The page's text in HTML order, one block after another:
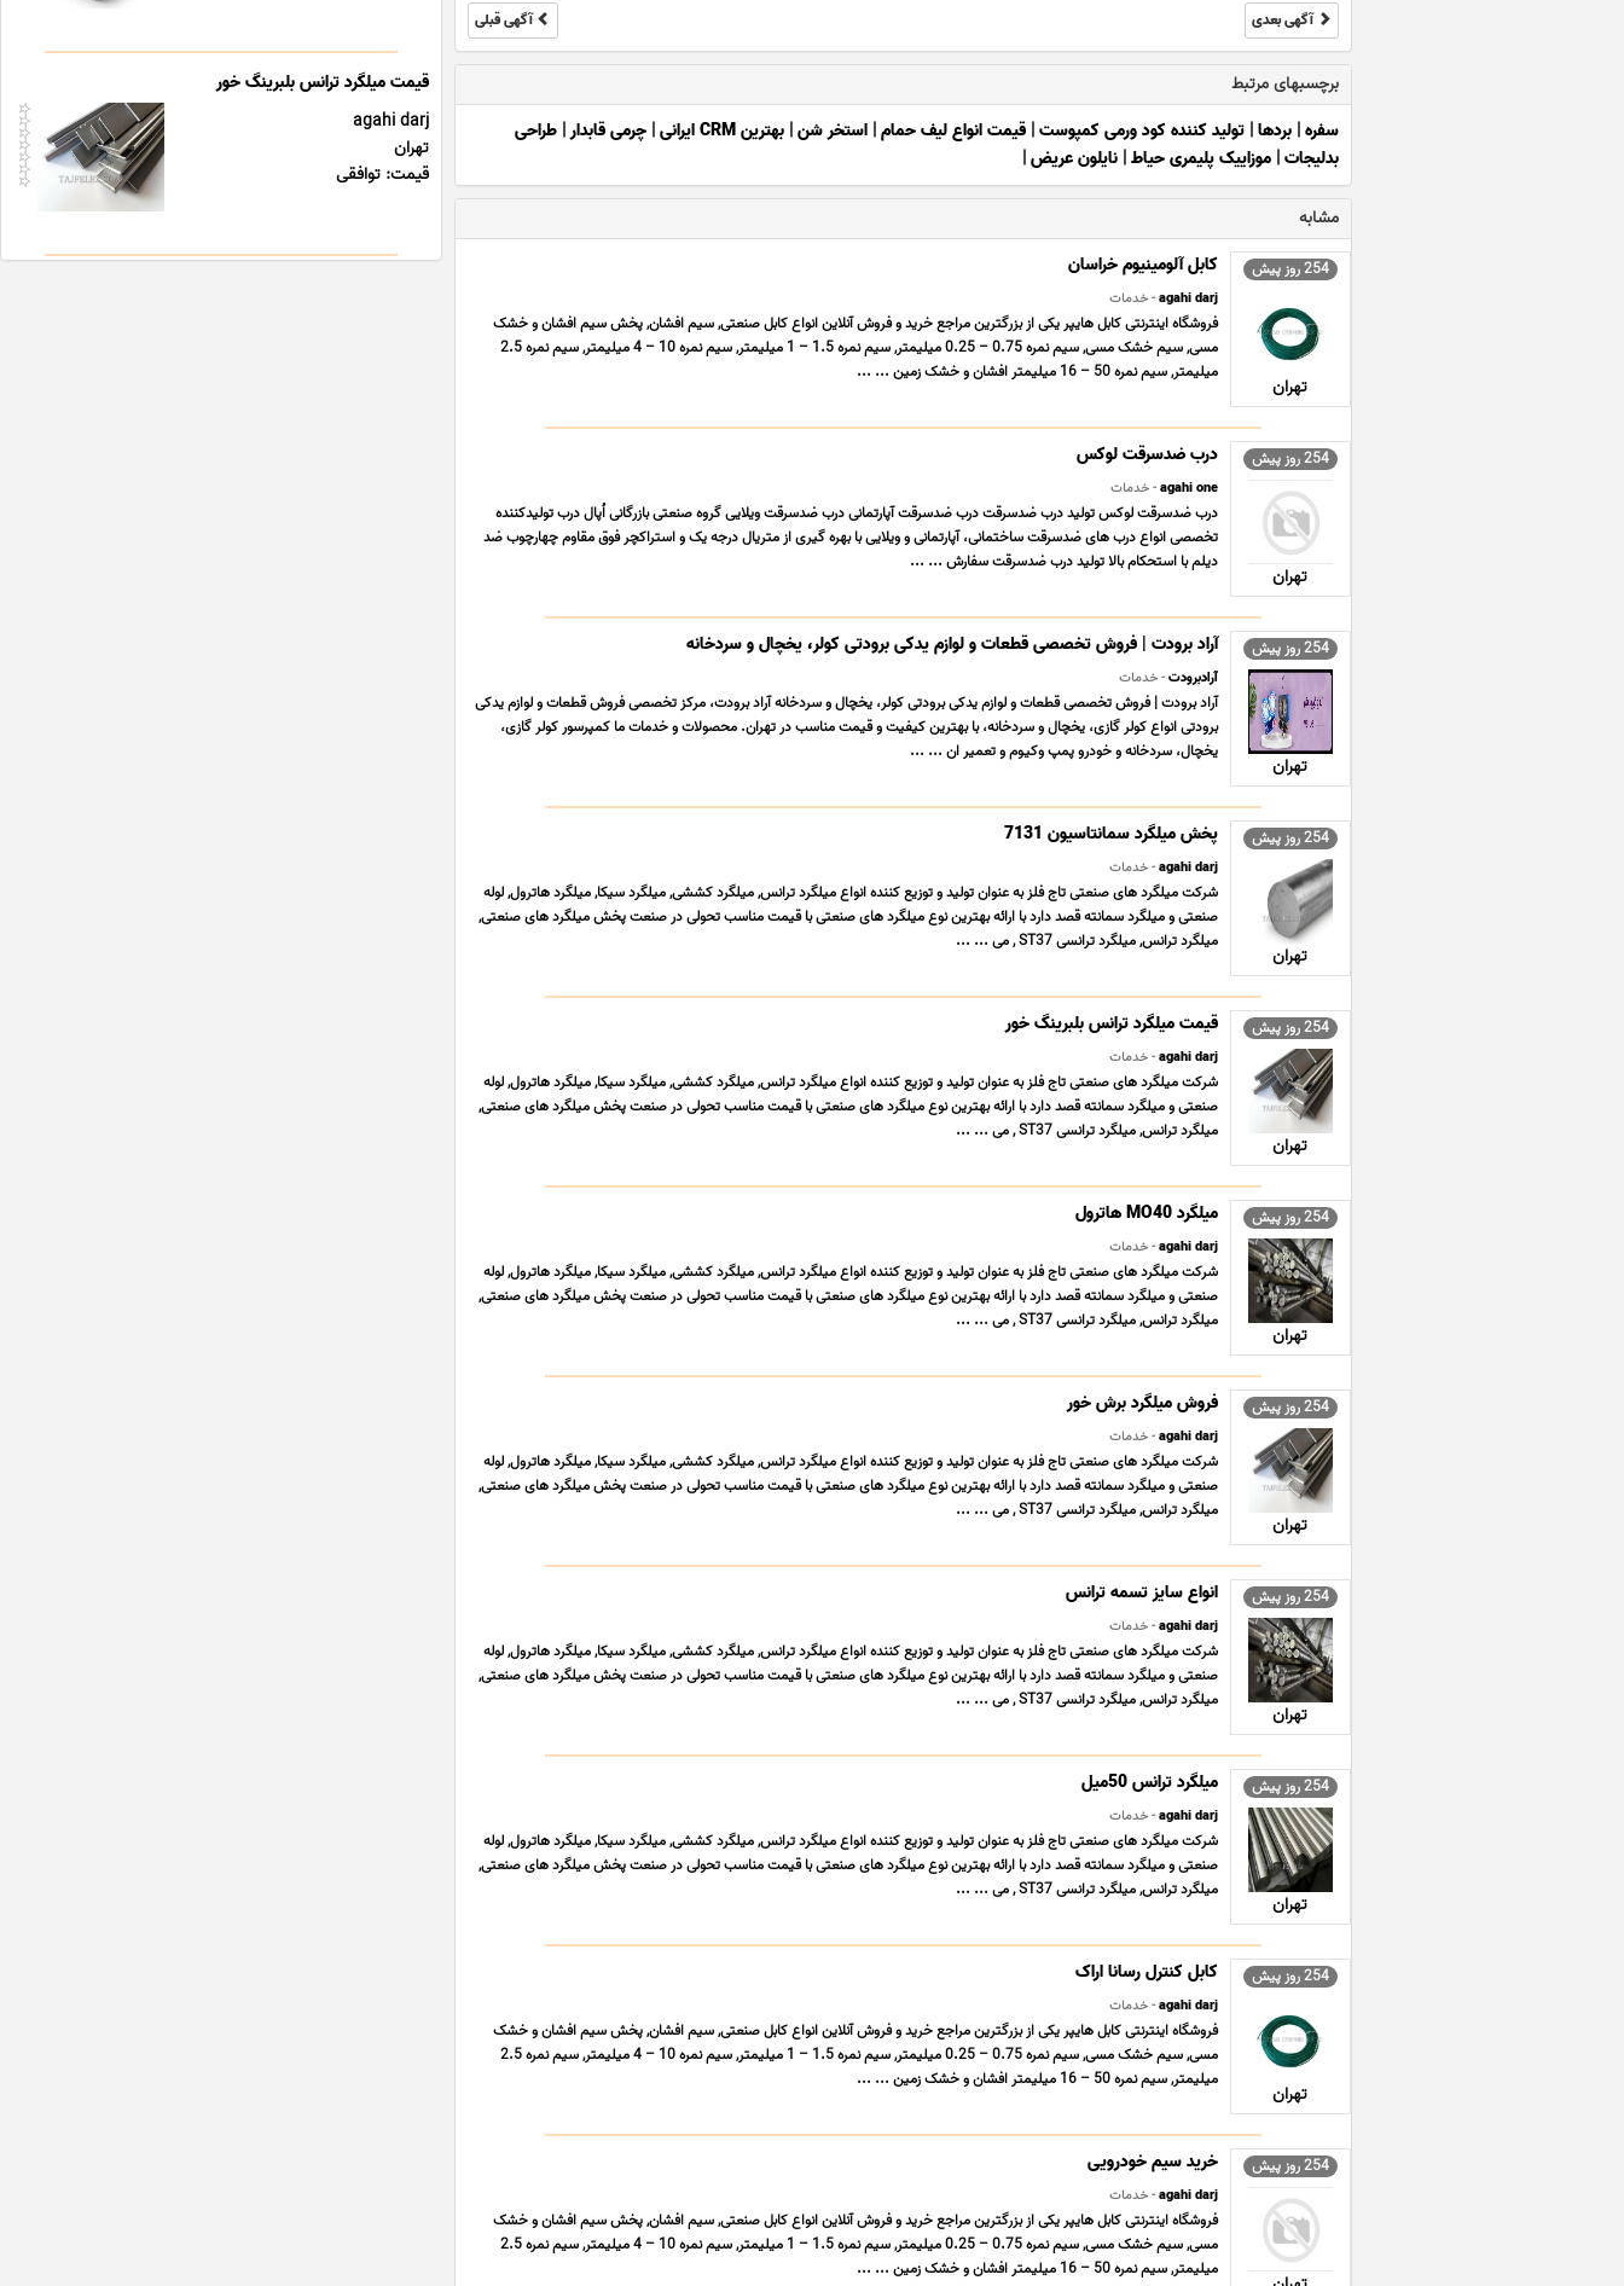
آگهی بعدی آگهی قبلی
برچسبهای مرتبط
سفره|بردها|تولید کننده کود ورمی کمپوست|قیمت انواع لیف حمام|استخر شن|بهترین CRM ایرانی |چرمی قابدار|طراحی
بدلیجات|موزاییک پلیمری حیاط|نایلون عریض|
مشابه
254 روز پیش
تهران
کابل آلومینیوم خراسان
agahi darj- خدمات
فروشگاه اینترنتی کابل هایپر یکی از بزرگترین مراجع خرید و فروش آنلاین انواع کابل صنعتی, سیم افشان, پخش سیم افشان و خشک
مسی, سیم خشک مسی, سیم نمره 0.75 – 0.25 میلیمتر, سیم نمره 1.5 – 1 میلیمتر, سیم نمره 10 – 4 میلیمتر, سیم نمره 2.5
میلیمتر, سیم نمره 50 – 16 میلیمتر افشان و خشک زمین ... ...
254 روز پیش
تهران
درب ضدسرقت لوکس
agahi one- خدمات
درب ضدسرقت لوکس تولید درب ضدسرقت درب ضدسرقت آپارتمانی درب ضدسرقت ویلایی گروه صنعتی بازرگانی اُپال درب تولیدکننده
تخصصی انواع درب های ضدسرقت ساختمانی، آپارتمانی و ویلایی با بهره گیری از متریال درجه یک و استراکچر فوق مقاوم چهارچوب ضد
دیلم با استحکام بالا تولید درب ضدسرقت سفارش ... ...
254 روز پیش
تهران
آراد برودت | فروش تخصصی قطعات و لوازم یدکی برودتی کولر، یخچال و سردخانه
آرادبرودت- خدمات
آراد برودت | فروش تخصصی قطعات و لوازم یدکی برودتی کولر، یخچال و سردخانه آراد برودت، مرکز تخصصی فروش قطعات و لوازم یدکی
برودتی انواع کولر گازی، یخچال و سردخانه، با بهترین کیفیت و قیمت مناسب در تهران. محصولات و خدمات ما کمپرسور کولر گازی،
یخچال، سردخانه و خودرو پمپ وکیوم و تعمیر ان ... ...
254 روز پیش
تهران
‏‎‏‎پخش میلگرد سمانتاسیون 7131
agahi darj- خدمات
شرکت میلگرد های صنعتی تاج فلز به عنوان تولید و توزیع کننده انواع میلگرد ترانس, میلگرد کششی, میلگرد سیکا, میلگرد هاترول, لوله
صنعتی و میلگرد سمانته قصد دارد با ارائه بهترین نوع میلگرد های صنعتی با قیمت مناسب تحولی در صنعت پخش میلگرد های صنعتی,
میلگرد ترانس, میلگرد ترانسی ST37 , می ... ...
254 روز پیش
تهران
‏‎‏‎قیمت میلگرد ترانس بلبرینگ خور
agahi darj- خدمات
شرکت میلگرد های صنعتی تاج فلز به عنوان تولید و توزیع کننده انواع میلگرد ترانس, میلگرد کششی, میلگرد سیکا, میلگرد هاترول, لوله
صنعتی و میلگرد سمانته قصد دارد با ارائه بهترین نوع میلگرد های صنعتی با قیمت مناسب تحولی در صنعت پخش میلگرد های صنعتی,
میلگرد ترانس, میلگرد ترانسی ST37 , می ... ...
254 روز پیش
تهران
‏‎‏‎میلگرد MO40 هاترول
agahi darj- خدمات
شرکت میلگرد های صنعتی تاج فلز به عنوان تولید و توزیع کننده انواع میلگرد ترانس, میلگرد کششی, میلگرد سیکا, میلگرد هاترول, لوله
صنعتی و میلگرد سمانته قصد دارد با ارائه بهترین نوع میلگرد های صنعتی با قیمت مناسب تحولی در صنعت پخش میلگرد های صنعتی,
میلگرد ترانس, میلگرد ترانسی ST37 , می ... ...
254 روز پیش
تهران
‏‎‏‎فروش میلگرد برش خور
agahi darj- خدمات
شرکت میلگرد های صنعتی تاج فلز به عنوان تولید و توزیع کننده انواع میلگرد ترانس, میلگرد کششی, میلگرد سیکا, میلگرد هاترول, لوله
صنعتی و میلگرد سمانته قصد دارد با ارائه بهترین نوع میلگرد های صنعتی با قیمت مناسب تحولی در صنعت پخش میلگرد های صنعتی,
میلگرد ترانس, میلگرد ترانسی ST37 , می ... ...
254 روز پیش
تهران
‏‎‏‎انواع سایز تسمه ترانس
agahi darj- خدمات
شرکت میلگرد های صنعتی تاج فلز به عنوان تولید و توزیع کننده انواع میلگرد ترانس, میلگرد کششی, میلگرد سیکا, میلگرد هاترول, لوله
صنعتی و میلگرد سمانته قصد دارد با ارائه بهترین نوع میلگرد های صنعتی با قیمت مناسب تحولی در صنعت پخش میلگرد های صنعتی,
میلگرد ترانس, میلگرد ترانسی ST37 , می ... ...
254 روز پیش
تهران
‏‎‏‎میلگرد ترانس 50میل
agahi darj- خدمات
شرکت میلگرد های صنعتی تاج فلز به عنوان تولید و توزیع کننده انواع میلگرد ترانس, میلگرد کششی, میلگرد سیکا, میلگرد هاترول, لوله
صنعتی و میلگرد سمانته قصد دارد با ارائه بهترین نوع میلگرد های صنعتی با قیمت مناسب تحولی در صنعت پخش میلگرد های صنعتی,
میلگرد ترانس, میلگرد ترانسی ST37 , می ... ...
254 روز پیش
تهران
کابل کنترل رسانا اراک
agahi darj- خدمات
فروشگاه اینترنتی کابل هایپر یکی از بزرگترین مراجع خرید و فروش آنلاین انواع کابل صنعتی, سیم افشان, پخش سیم افشان و خشک
مسی, سیم خشک مسی, سیم نمره 0.75 – 0.25 میلیمتر, سیم نمره 1.5 – 1 میلیمتر, سیم نمره 10 – 4 میلیمتر, سیم نمره 2.5
میلیمتر, سیم نمره 50 – 16 میلیمتر افشان و خشک زمین ... ...
254 روز پیش خرید سیم خودرویی
agahi darj- خدمات
فروشگاه اینترنتی کابل هایپر یکی از بزرگترین مراجع خرید و فروش آنلاین انواع کابل صنعتی, سیم افشان, پخش سیم افشان و خشک
مسی, سیم خشک مسی, سیم نمره 0.75 – 0.25 میلیمتر, سیم نمره 1.5 – 1 میلیمتر, سیم نمره 10 – 4 میلیمتر, سیم نمره 2.5
میلیمتر, سیم نمره 50 – 16 میلیمتر افشان و خشک زمین ... ...
agahi darj
تهران
قیمت: توافقی